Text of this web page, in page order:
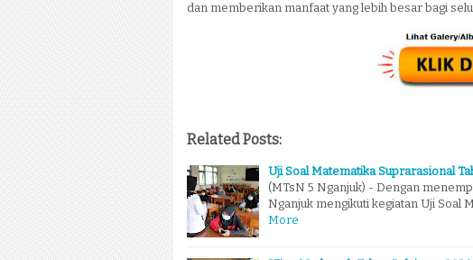
dan memberikan manfaat yang lebih besar bagi
Related Posts:
Uji Soal Matematika Suprarasional
(MTsN 5 Nganjuk) - Dengan
Nganjuk mengikuti kegiatan Uji Soal
More